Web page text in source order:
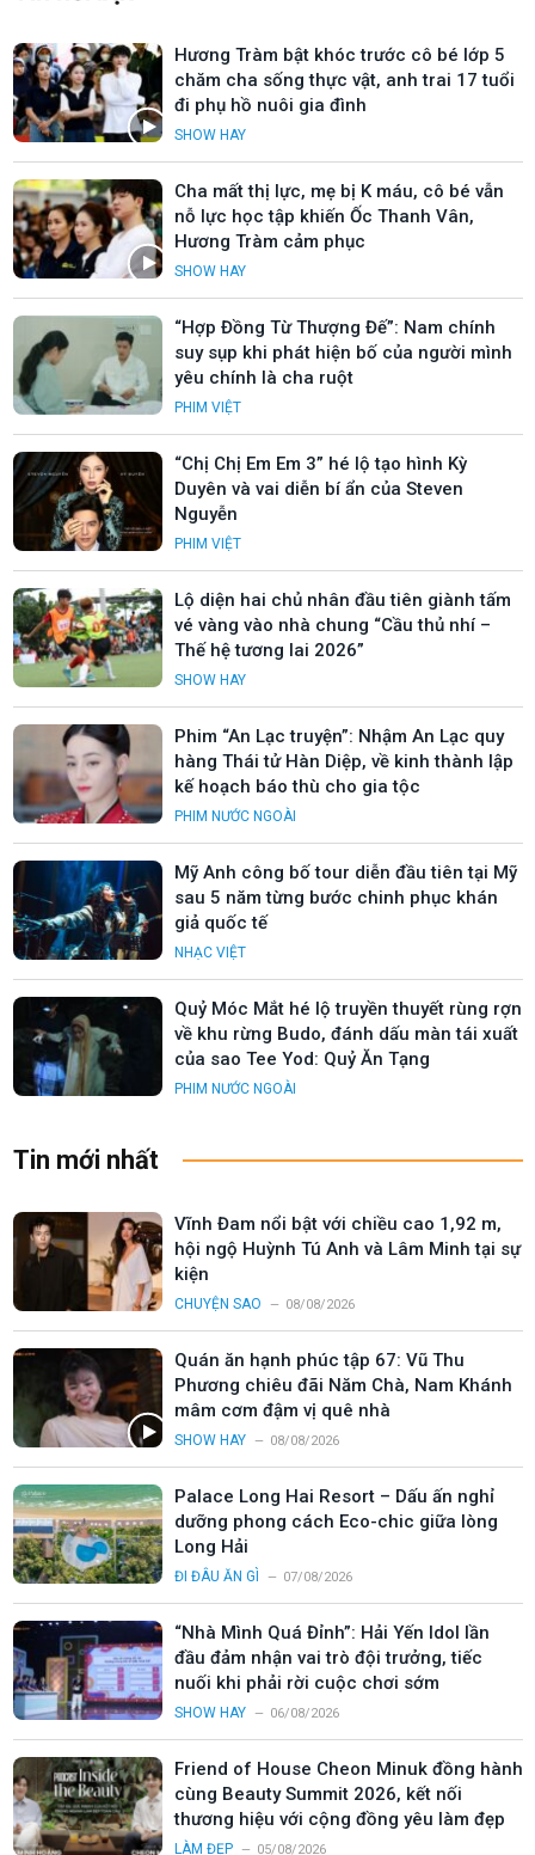
Hương Tràm bật khóc trước cô bé lớp 5
chăm cha sống thực vật, anh trai 17 tuổi
đi phụ hồ nuôi gia đình
SHOW HAY
Cha mất thị lực, mẹ bị K máu, cô bé vẫn
nỗ lực học tập khiến Ốc Thanh Vân,
Hương Tràm cảm phục
SHOW HAY
“Hợp Đồng Từ Thượng Đế”: Nam chính
suy sụp khi phát hiện bố của người mình
yêu chính là cha ruột
PHIM VIỆT
“Chị Chị Em Em 3” hé lộ tạo hình Kỳ
Duyên và vai diễn bí ẩn của Steven
Nguyễn
PHIM VIỆT
Lộ diện hai chủ nhân đầu tiên giành tấm
vé vàng vào nhà chung “Cầu thủ nhí –
Thế hệ tương lai 2026”
SHOW HAY
Phim “An Lạc truyện”: Nhậm An Lạc quy
hàng Thái tử Hàn Diệp, về kinh thành lập
kế hoạch báo thù cho gia tộc
PHIM NƯỚC NGOÀI
Mỹ Anh công bố tour diễn đầu tiên tại Mỹ
sau 5 năm từng bước chinh phục khán
giả quốc tế
NHẠC VIỆT
Quỷ Móc Mắt hé lộ truyền thuyết rùng rợn
về khu rừng Budo, đánh dấu màn tái xuất
của sao Tee Yod: Quỷ Ăn Tạng
PHIM NƯỚC NGOÀI
Tin mới nhất
Vĩnh Đam nổi bật với chiều cao 1,92 m,
hội ngộ Huỳnh Tú Anh và Lâm Minh tại sự
kiện
CHUYỆN SAO 08/08/2026
Quán ăn hạnh phúc tập 67: Vũ Thu
Phương chiêu đãi Năm Chà, Nam Khánh
mâm cơm đậm vị quê nhà
SHOW HAY 08/08/2026
Palace Long Hai Resort – Dấu ấn nghỉ
dưỡng phong cách Eco-chic giữa lòng
Long Hải
ĐI ĐÂU ĂN GÌ 07/08/2026
“Nhà Mình Quá Đỉnh”: Hải Yến Idol lần
đầu đảm nhận vai trò đội trưởng, tiếc
nuối khi phải rời cuộc chơi sớm
SHOW HAY 06/08/2026
Friend of House Cheon Minuk đồng hành
cùng Beauty Summit 2026, kết nối
thương hiệu với cộng đồng yêu làm đẹp
LÀM ĐẸP 05/08/2026